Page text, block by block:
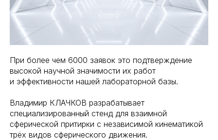
При более чем 6000 заявок это подтверждение
высокой научной значимости их работ
и эффективности нашей лабораторной базы.
Владимир КЛАЧКОВ разрабатывает
специализированный стенд для взаимной
сферической притирки с независимой кинематикой
трёх видов сферического движения.